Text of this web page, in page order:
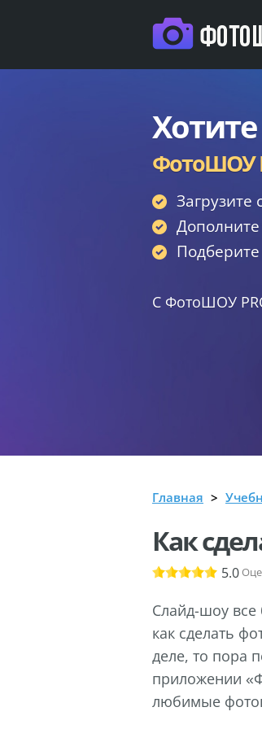
ФотоШОУ
С ФотоШОУ
Главная
Как
5.0
Слайд-шоу все
как сделать
деле, то пора
приложении
любимые